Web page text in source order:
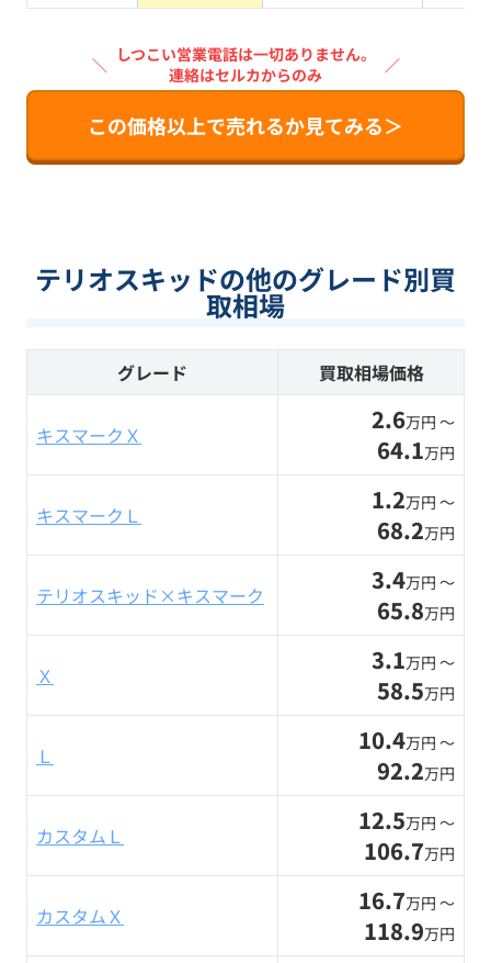
＼ しつこい営業電話は一切ありません。
連絡はセルカからのみ
／
この価格以上で売れるか見てみる＞
テリオスキッドの他のグレード別買
取相場
グレード 買取相場価格
キスマークＸ 2.6万円 〜
64.1万円
キスマークＬ 1.2万円 〜
68.2万円
テリオスキッド×キスマーク 3.4万円 〜
65.8万円
Ｘ 3.1万円 〜
58.5万円
Ｌ 10.4万円 〜
92.2万円
カスタムＬ 12.5万円 〜
106.7万円
カスタムＸ 16.7万円 〜
118.9万円